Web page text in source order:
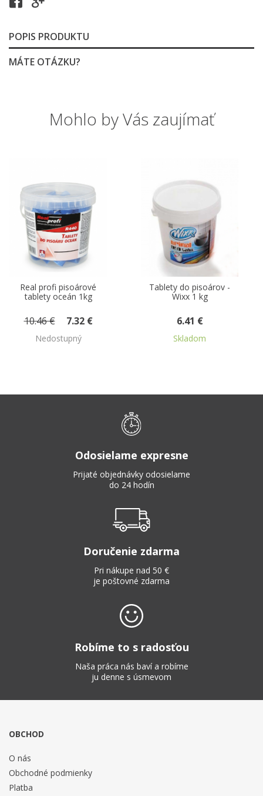
POPIS PRODUKTU
MÁTE OTÁZKU?
Mohlo by Vás zaujímať
Tablety do pisoárov -
Wixx 1 kg
6.41 €
Skladom
Kamene do pisoárov
modré 1 kg
Nedostupný
Odosielame expresne
Prijaté objednávky odosielame
do 24 hodín
Doručenie zdarma
Pri nákupe nad 50 €
je poštovné zdarma
Robíme to s radosťou
Naša práca nás baví a robíme
ju denne s úsmevom
OBCHOD
O nás
Obchodné podmienky
Platba